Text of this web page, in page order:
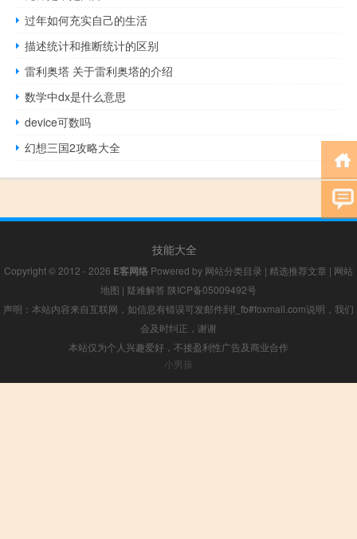
过年如何充实自己的生活
描述统计和推断统计的区别
雷利奥塔 关于雷利奥塔的介绍
数学中dx是什么意思
device可数吗
幻想三国2攻略大全
技能大全
Copyright © 2012 - 2026 E客网络 Powered by 网站分类目录 | 精选推荐文章 | 网站
地图 | 疑难解答 陕ICP备05009492号
声明：本站内容来自互联网，如信息有错误可发邮件到f_fb#foxmail.com说明，我们
会及时纠正，谢谢
本站仅为个人兴趣爱好，不接盈利性广告及商业合作
小男孩